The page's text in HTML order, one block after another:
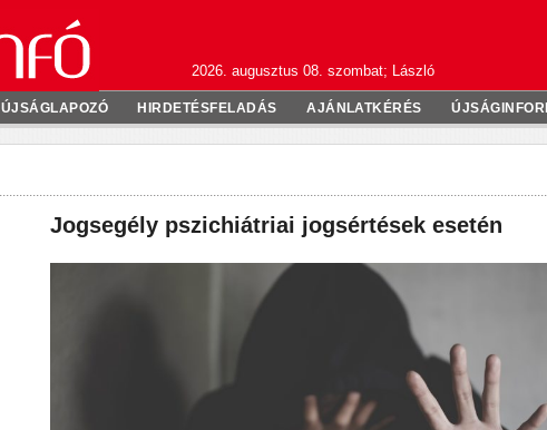
2026. augusztus 08. szombat; László
ÚJSÁGLAPOZÓ HIRDETÉSFELADÁS AJÁNLATKÉRÉS
Jogsegély pszichiátriai jogsértések esetén